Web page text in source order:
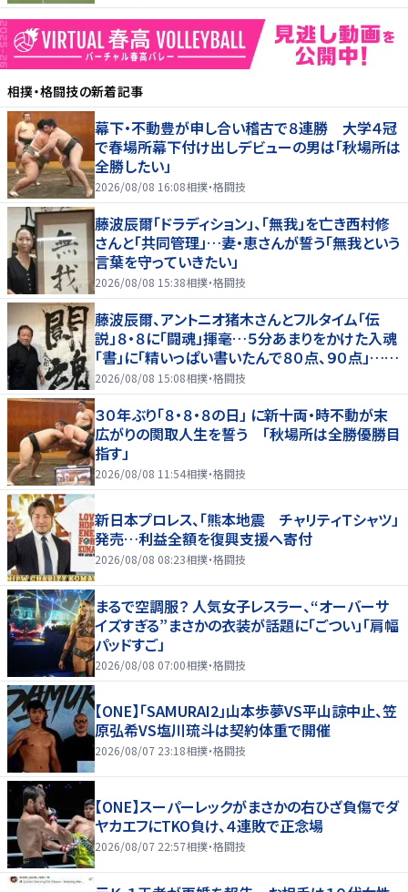
相撲・格闘技の新着記事
幕下・不動豊が申し合い稽古で８連勝 大学４冠
で春場所幕下付け出しデビューの男は「秋場所は
全勝したい」
2026/08/08 16:08相撲・格闘技
藤波辰爾「ドラディション」、「無我」を亡き西村修
さんと「共同管理」…妻・恵さんが誓う「無我という
言葉を守っていきたい」
2026/08/08 15:38相撲・格闘技
藤波辰爾、アントニオ猪木さんとフルタイム「伝
説」８・８に「闘魂」揮毫…５分あまりをかけた入魂
「書」に「精いっぱい書いたんで８０点、９０点」…
「人間・藤波辰爾展」開催
2026/08/08 15:08相撲・格闘技
３０年ぶり「８・８・８の日」 に新十両・時不動が末
広がりの関取人生を誓う 「秋場所は全勝優勝目
指す」
2026/08/08 11:54相撲・格闘技
新日本プロレス、「熊本地震 チャリティＴシャツ」
発売…利益全額を復興支援へ寄付
2026/08/08 08:23相撲・格闘技
まるで空調服？ 人気女子レスラー、“オーバーサ
イズすぎる”まさかの衣装が話題に「ごつい」「肩幅
パッドすご」
2026/08/08 07:00相撲・格闘技
【ONE】「SAMURAI2」山本歩夢VS平山諒中止、笠
原弘希VS塩川琉斗は契約体重で開催
2026/08/07 23:18相撲・格闘技
【ONE】スーパーレックがまさかの右ひざ負傷でダ
ヤカエフにTKO負け、４連敗で正念場
2026/08/07 22:57相撲・格闘技